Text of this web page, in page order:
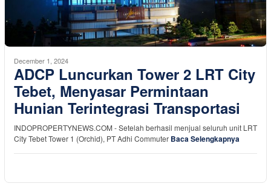
December 1, 2024
ADCP Luncurkan Tower 2 LRT City
Tebet, Menyasar Permintaan
Hunian Terintegrasi Transportasi
INDOPROPERTYNEWS.COM - Setelah berhasil menjual seluruh unit LRT
City Tebet Tower 1 (Orchid), PT Adhi Commuter Baca Selengkapnya